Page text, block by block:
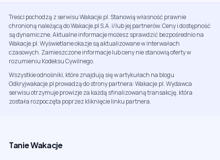
Treści pochodzą z serwisu Wakacje.pl. Stanowią własność prawnie
chronioną należącą do Wakacje.pl S.A. i/lub jej partnerów. Ceny i dostępność
są dynamiczne. Aktualne informacje możesz sprawdzić bezpośrednio na
Wakacje.pl. Wyświetlane okazje są aktualizowane w interwałach
czasowych. Zamieszczone informacje lub ceny nie stanowią oferty w
rozumieniu Kodeksu Cywilnego.
Wszystkie odnośniki, które znajdują się w artykułach na blogu
Odkryjwakacje.pl prowadzą do strony partnera: Wakacje.pl. Wydawca
serwisu otrzymuje prowizje za każdą sfinalizowaną transakcję, która
została rozpoczęta poprzez kliknięcie linku partnera.
Tanie Wakacje